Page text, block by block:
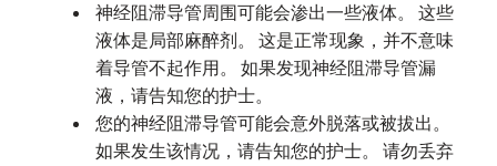
神经阻滞导管周围可能会渗出一些液体。 这些
液体是局部麻醉剂。 这是正常现象，并不意味
着导管不起作用。 如果发现神经阻滞导管漏
液，请告知您的护士。
您的神经阻滞导管可能会意外脱落或被拔出。
如果发生该情况，请告知您的护士。 请勿丢弃